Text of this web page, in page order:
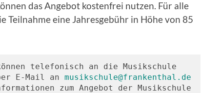
das Angebot kostenfrei nutzen. Für alle
Teilnahme eine Jahresgebühr in Höhe von 85
telefonisch an die Musikschule
E-Mail an musikschule@frankenthal.de
zum Angebot der Musikschule